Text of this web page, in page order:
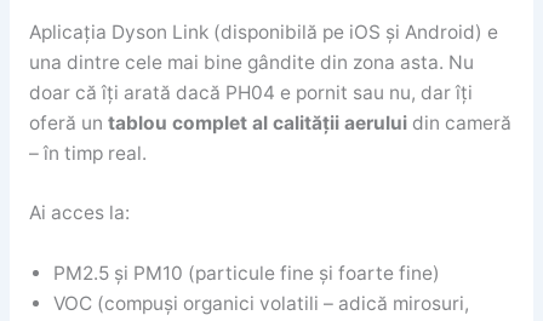
Aplicația Dyson Link (disponibilă pe iOS și Android) e
una dintre cele mai bine gândite din zona asta. Nu
doar că îți arată dacă PH04 e pornit sau nu, dar îți
oferă un tablou complet al calității aeruluidin cameră
– în timp real.
Ai acces la:
PM2.5 și PM10 (particule fine și foarte fine)
VOC (compuși organici volatili – adică mirosuri,